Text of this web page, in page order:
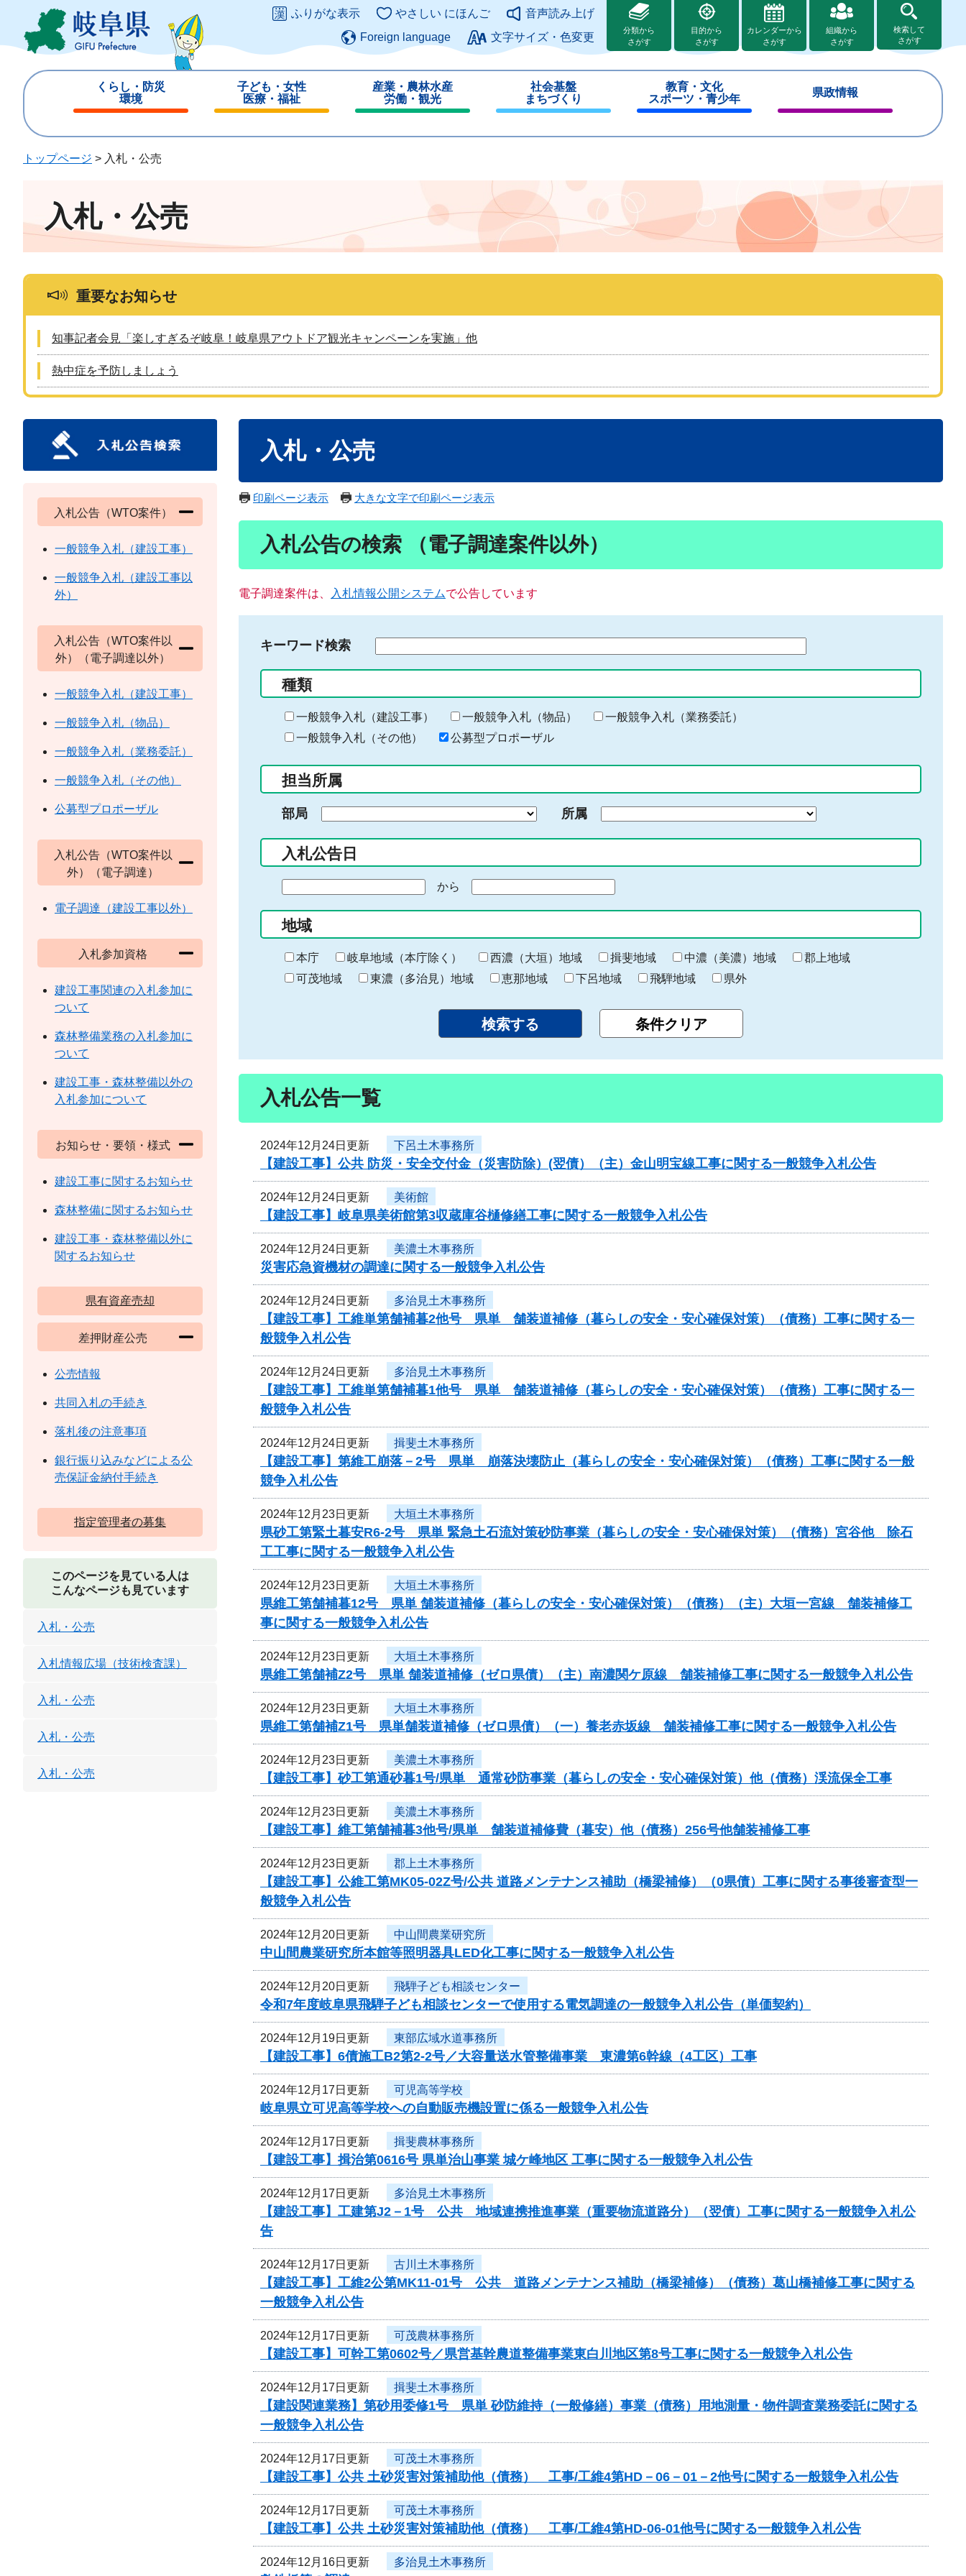
ジ
ュ
このページの本文へ
ふりがな表示 やさしい にほんご
音声読み上げ
Foreign language
文字サイズ・色変更
分類から
さがす
目的から
さがす
カレンダーから
さがす
組織から
さがす
検索して
さがす
くらし・防災
環境
じ
子ども・女性
医療・福祉
じ
産業・農林水産
労働・観光
じ
社会基盤
まちづくり
じ
教育・文化
スポーツ・青少年
じ
県政情報
じ
トップページ > 入札・公売
入札・公売
重要なお知らせ
知事記者会見「楽しすぎるぞ岐阜！岐阜県アウトドア観光キャンペーンを実施」他
熱中症を予防しましょう
入札・公売
印刷ページ表示 大きな文字で印刷ページ表示
入札公告の検索 （電子調達案件以外）
電子調達案件は、 入札情報公開システムで公告しています
キーワード検索
る
キ
ー
ー
入
力
種類
一般競争入札（建設工事） 一般競争入札（物品）
一般競争入札（業務委託）
一般競争入札（その他）
公募型プロポーザル
担当所属
部局 所属
入札公告日
の
始
ま
り
から
終
わ
り
地域
本庁 岐阜地域（本庁除く） 西濃（大垣）地域 揖斐地域 中濃（美濃）地域
郡上地域
可茂地域
東濃（多治見）地域 恵那地域 下呂地域 飛騨地域 県外
入札公告一覧
2024年12月24日更新 下呂土木事務所
【建設工事】公共 防災・安全交付金（災害防除）(翌債）（主）金山明宝線工事に関する一般競争入札公告
2024年12月24日更新 美術館
【建設工事】岐阜県美術館第3収蔵庫谷樋修繕工事に関する一般競争入札公告
2024年12月24日更新 美濃土木事務所
災害応急資機材の調達に関する一般競争入札公告
2024年12月24日更新 多治見土木事務所
【建設工事】工維単第舗補暮2他号 県単 舗装道補修（暮らしの安全・安心確保対策）（債務）工事に関する一
般競争入札公告
2024年12月24日更新 多治見土木事務所
【建設工事】工維単第舗補暮1他号 県単 舗装道補修（暮らしの安全・安心確保対策）（債務）工事に関する一
般競争入札公告
2024年12月24日更新 揖斐土木事務所
【建設工事】第維工崩落－2号 県単 崩落決壊防止（暮らしの安全・安心確保対策）（債務）工事に関する一般
競争入札公告
2024年12月23日更新 大垣土木事務所
県砂工第緊土暮安R6-2号 県単 緊急土石流対策砂防事業（暮らしの安全・安心確保対策）（債務）宮谷他 除石
工工事に関する一般競争入札公告
2024年12月23日更新 大垣土木事務所
県維工第舗補暮12号 県単 舗装道補修（暮らしの安全・安心確保対策）（債務）（主）大垣一宮線 舗装補修工
事に関する一般競争入札公告
2024年12月23日更新 大垣土木事務所
県維工第舗補Z2号 県単 舗装道補修（ゼロ県債）（主）南濃関ケ原線 舗装補修工事に関する一般競争入札公告
2024年12月23日更新 大垣土木事務所
県維工第舗補Z1号 県単舗装道補修（ゼロ県債）（一）養老赤坂線 舗装補修工事に関する一般競争入札公告
2024年12月23日更新 美濃土木事務所
【建設工事】砂工第通砂暮1号/県単 通常砂防事業（暮らしの安全・安心確保対策）他（債務）渓流保全工事
2024年12月23日更新 美濃土木事務所
【建設工事】維工第舗補暮3他号/県単 舗装道補修費（暮安）他（債務）256号他舗装補修工事
2024年12月23日更新 郡上土木事務所
【建設工事】公維工第MK05-02Z号/公共 道路メンテナンス補助（橋梁補修）（0県債）工事に関する事後審査型一
般競争入札公告
2024年12月20日更新 中山間農業研究所
中山間農業研究所本館等照明器具LED化工事に関する一般競争入札公告
2024年12月20日更新 飛騨子ども相談センター
令和7年度岐阜県飛騨子ども相談センターで使用する電気調達の一般競争入札公告（単価契約）
2024年12月19日更新 東部広域水道事務所
【建設工事】6債施工B2第2-2号／大容量送水管整備事業 東濃第6幹線（4工区）工事
2024年12月17日更新 可児高等学校
岐阜県立可児高等学校への自動販売機設置に係る一般競争入札公告
2024年12月17日更新 揖斐農林事務所
【建設工事】揖治第0616号 県単治山事業 城ケ峰地区 工事に関する一般競争入札公告
2024年12月17日更新 多治見土木事務所
【建設工事】工建第J2－1号 公共 地域連携推進事業（重要物流道路分）（翌債）工事に関する一般競争入札公
告
2024年12月17日更新 古川土木事務所
【建設工事】工維2公第MK11-01号 公共 道路メンテナンス補助（橋梁補修）（債務）葛山橋補修工事に関する
一般競争入札公告
2024年12月17日更新 可茂農林事務所
【建設工事】可幹工第0602号／県営基幹農道整備事業東白川地区第8号工事に関する一般競争入札公告
2024年12月17日更新 揖斐土木事務所
【建設関連業務】第砂用委修1号 県単 砂防維持（一般修繕）事業（債務）用地測量・物件調査業務委託に関する
一般競争入札公告
2024年12月17日更新 可茂土木事務所
【建設工事】公共 土砂災害対策補助他（債務） 工事/工維4第HD－06－01－2他号に関する一般競争入札公告
2024年12月17日更新 可茂土木事務所
【建設工事】公共 土砂災害対策補助他（債務） 工事/工維4第HD-06-01他号に関する一般競争入札公告
2024年12月16日更新 多治見土木事務所
入札公告（WTO案件）
一般競争入札（建設工事）
一般競争入札（建設工事以
外）
入札公告（WTO案件以
外）（電子調達以外）
一般競争入札（建設工事）
一般競争入札（物品）
一般競争入札（業務委託）
一般競争入札（その他）
公募型プロポーザル
入札公告（WTO案件以
外）（電子調達）
電子調達（建設工事以外）
入札参加資格
建設工事関連の入札参加に
ついて
森林整備業務の入札参加に
ついて
建設工事・森林整備以外の
入札参加について
お知らせ・要領・様式
建設工事に関するお知らせ
森林整備に関するお知らせ
建設工事・森林整備以外に
関するお知らせ
県有資産売却
差押財産公売
公売情報
共同入札の手続き
落札後の注意事項
銀行振り込みなどによる公
売保証金納付手続き
指定管理者の募集
このページを見ている人は
こんなページも見ています
入札・公売
入札情報広場（技術検査課）
入札・公売
入札・公売
入札・公売